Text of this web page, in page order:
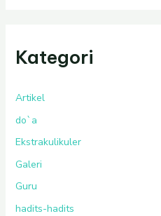
Kategori
Artikel
do`a
Ekstrakulikuler
Galeri
Guru
hadits-hadits